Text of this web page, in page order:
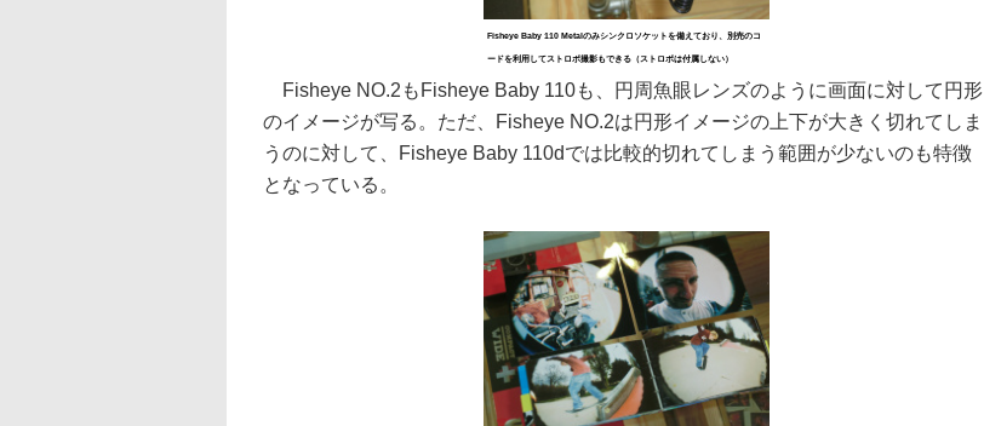
Fisheye Baby 110 Metalのみシンクロソケットを備えており、別売のコ
ードを利用してストロボ撮影もできる（ストロボは付属しない）
Fisheye NO.2もFisheye Baby 110も、円周魚眼レンズのように画面に対して円形
のイメージが写る。ただ、Fisheye NO.2は円形イメージの上下が大きく切れてしま
うのに対して、Fisheye Baby 110dでは比較的切れてしまう範囲が少ないのも特徴
となっている。